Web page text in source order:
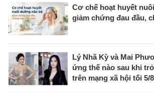
Cơ chế hoạt huyết
giảm chứng đau đầu,
Lý Nhã Kỳ và Mai
ứng thế nào sau khi
trên mạng xã hội tối 5/